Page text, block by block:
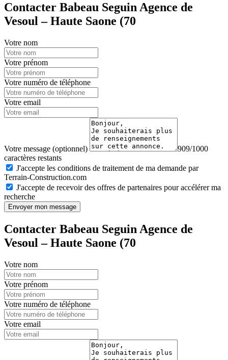
Contacter Babeau Seguin Agence de
Vesoul – Haute Saone (70
Votre nom
Votre prénom
Votre numéro de téléphone
Votre email
Votre message (optionnel)
909/1000
caractères restants
J'accepte les conditions de traitement de ma demande par
Terrain-Construction.com
J'accepte de recevoir des offres de partenaires pour accélérer ma
recherche
Envoyer mon message
Contacter Babeau Seguin Agence de
Vesoul – Haute Saone (70
Votre nom
Votre prénom
Votre numéro de téléphone
Votre email